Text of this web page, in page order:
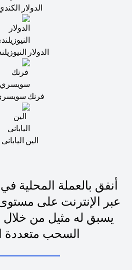
الدولار
الدولار
فرنك
الين اليابانى
أنفق بالعملة المحلية
عبر الإنترنت على
يسبق له مثيل من خلال
السحب متعددة